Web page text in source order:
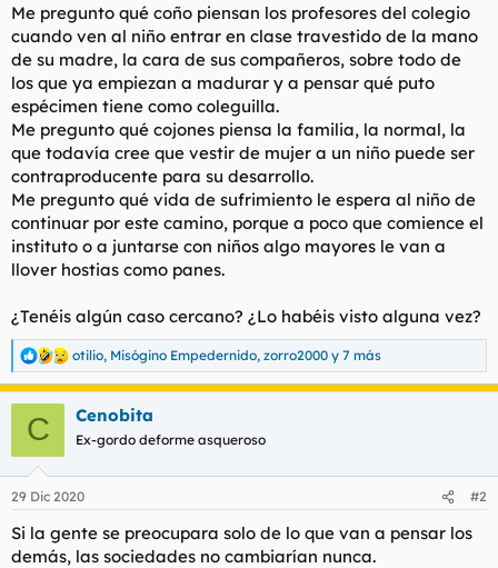
Me pregunto qué coño piensan los profesores del colegio
cuando ven al niño entrar en clase travestido de la mano
de su madre, la cara de sus compañeros, sobre todo de
los que ya empiezan a madurar y a pensar qué puto
espécimen tiene como coleguilla.
Me pregunto qué cojones piensa la familia, la normal, la
que todavía cree que vestir de mujer a un niño puede ser
contraproducente para su desarrollo.
Me pregunto qué vida de sufrimiento le espera al niño de
continuar por este camino, porque a poco que comience el
instituto o a juntarse con niños algo mayores le van a
llover hostias como panes.
¿Tenéis algún caso cercano? ¿Lo habéis visto alguna vez?
R
e
a
e
s
:
otilio, Misógino Empedernido, zorro2000 y 7 más
C Cenobita
Ex-gordo deforme asqueroso
29 Dic 2020 #2
Si la gente se preocupara solo de lo que van a pensar los
demás, las sociedades no cambiarían nunca.